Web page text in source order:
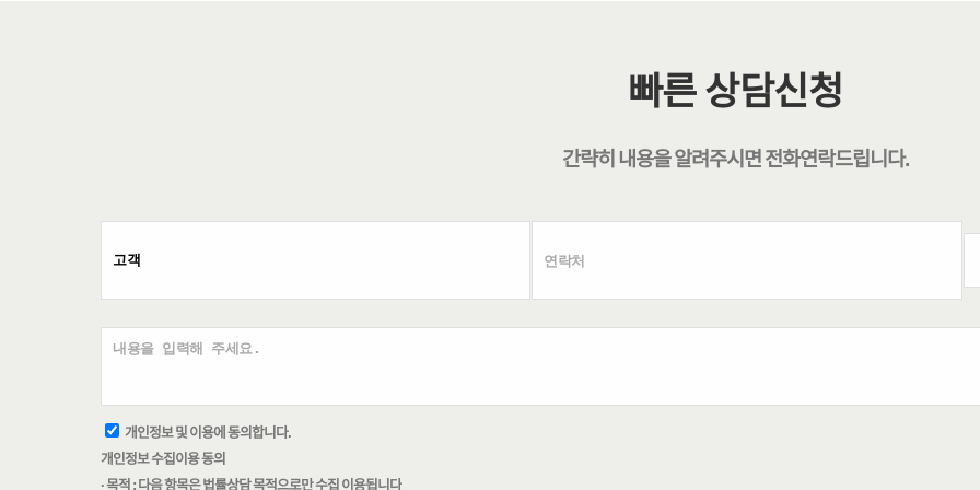
빠른 상담신청
간략히 내용을 알려주시면전화연락드립니다.
개인정보 및 이용에 동의합니다.
개인정보 수집이용 동의
· 목적 : 다음 항목은 법률상담 목적으로만 수집 이용됩니다